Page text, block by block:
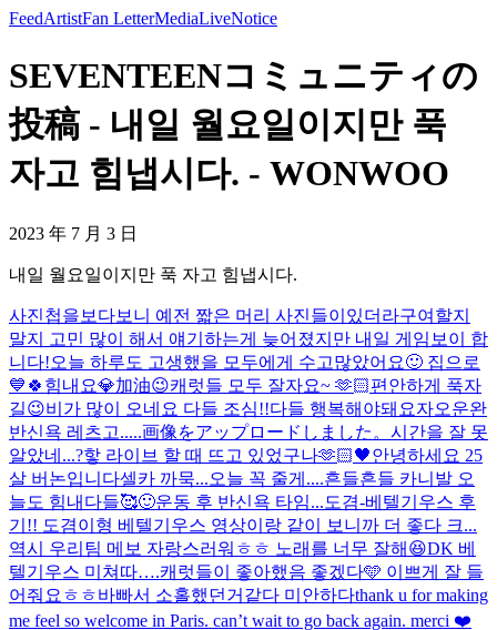
FeedArtistFan LetterMediaLiveNotice
SEVENTEENコミュニティの
投稿 - 내일 월요일이지만 푹
자고 힘냅시다. - WONWOO
2023 年 7 月 3 日
내일 월요일이지만 푹 자고 힘냅시다.
사진첩을보다보니 예전 짧은 머리 사진들이있더라구여 할지
말지 고민 많이 해서 얘기하는게 늦어졌지만 내일 게임보이 합
니다!오늘 하루도 고생했을 모두에게 수고많았어요🙂 집으로
💙 🍀힘내요💎加油😉캐럿들 모두 잘자요~ 🫶🏻편안하게 푹자
길😉비가 많이 오네요 다들 조심!!다들 행복해야돼요자오운완
반신욕 레츠고.....画像をアップロードしました。 시간을 잘 못
알았네...?핳 라이브 할 때 뜨고 있었구나🫶🏻🖤안녕하세요 25
살 버논입니다셀카 까묵...오늘 꼭 줄게....흔들흔들 카니발 오
늘도 힘내다들🥰🙂운동 후 반신욕 타임...도겸-베텔기우스 후
기!! 도겸이형 베텔기우스 영상이랑 같이 보니까 더 좋다 크...
역시 우리팀 메보 자랑스러워ㅎㅎ 노래를 너무 잘해😆DK 베
텔기우스 미쳐따….캐럿들이 좋아했음 좋겠다🩵 이쁘게 잘 들
어줘요ㅎㅎ바빠서 소홀했던거같다 미안하다thank u for making
me feel so welcome in Paris. can’t wait to go back again. merci ❤️